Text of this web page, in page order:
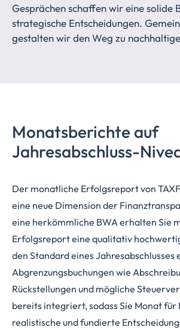
Gesprächen schaffen wir eine solide
strategische Entscheidungen.
gestalten wir den Weg zu
Monatsberichte auf
Jahresabschluss-
Der monatliche Erfolgsreport von
eine neue Dimension der
eine herkömmliche BWA erhalten Sie
Erfolgsreport eine qualitativ
den Standard eines Jahresabschlusses
Abgrenzungsbuchungen wie
Rückstellungen und mögliche
bereits integriert, sodass Sie Monat für
realistische und fundierte